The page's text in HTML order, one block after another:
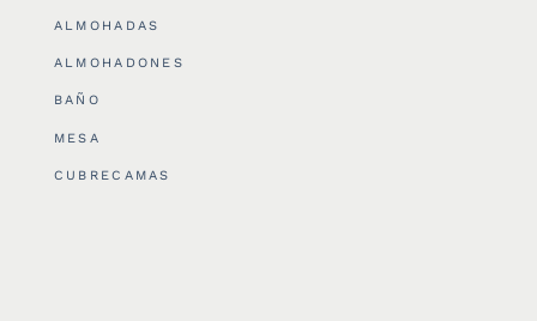
ALMOHADAS
ALMOHADONES
BAÑO
MESA
CUBRECAMAS